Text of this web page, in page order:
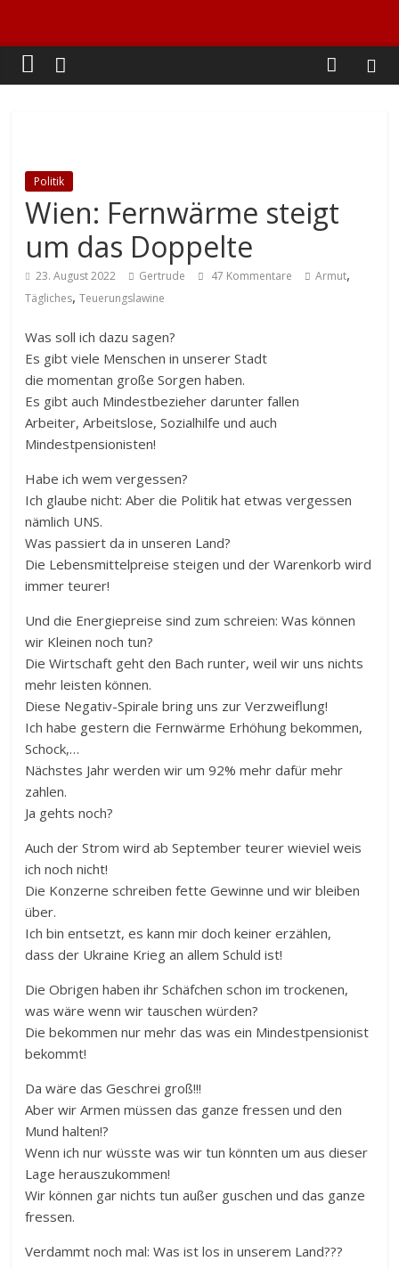
Politik
Wien: Fernwärme steigt
um das Doppelte
23. August 2022 Gertrude 47 Kommentare Armut,
Tägliches,Teuerungslawine
Was soll ich dazu sagen?
Es gibt viele Menschen in unserer Stadt
die momentan große Sorgen haben.
Es gibt auch Mindestbezieher darunter fallen
Arbeiter, Arbeitslose, Sozialhilfe und auch
Mindestpensionisten!
Habe ich wem vergessen?
Ich glaube nicht: Aber die Politik hat etwas vergessen
nämlich UNS.
Was passiert da in unseren Land?
Die Lebensmittelpreise steigen und der Warenkorb wird
immer teurer!
Und die Energiepreise sind zum schreien: Was können
wir Kleinen noch tun?
Die Wirtschaft geht den Bach runter, weil wir uns nichts
mehr leisten können.
Diese Negativ-Spirale bring uns zur Verzweiflung!
Ich habe gestern die Fernwärme Erhöhung bekommen,
Schock,…
Nächstes Jahr werden wir um 92% mehr dafür mehr
zahlen.
Ja gehts noch?
Auch der Strom wird ab September teurer wieviel weis
ich noch nicht!
Die Konzerne schreiben fette Gewinne und wir bleiben
über.
Ich bin entsetzt, es kann mir doch keiner erzählen,
dass der Ukraine Krieg an allem Schuld ist!
Die Obrigen haben ihr Schäfchen schon im trockenen,
was wäre wenn wir tauschen würden?
Die bekommen nur mehr das was ein Mindestpensionist
bekommt!
Da wäre das Geschrei groß!!!
Aber wir Armen müssen das ganze fressen und den
Mund halten!?
Wenn ich nur wüsste was wir tun könnten um aus dieser
Lage herauszukommen!
Wir können gar nichts tun außer guschen und das ganze
fressen.
Verdammt noch mal: Was ist los in unserem Land???